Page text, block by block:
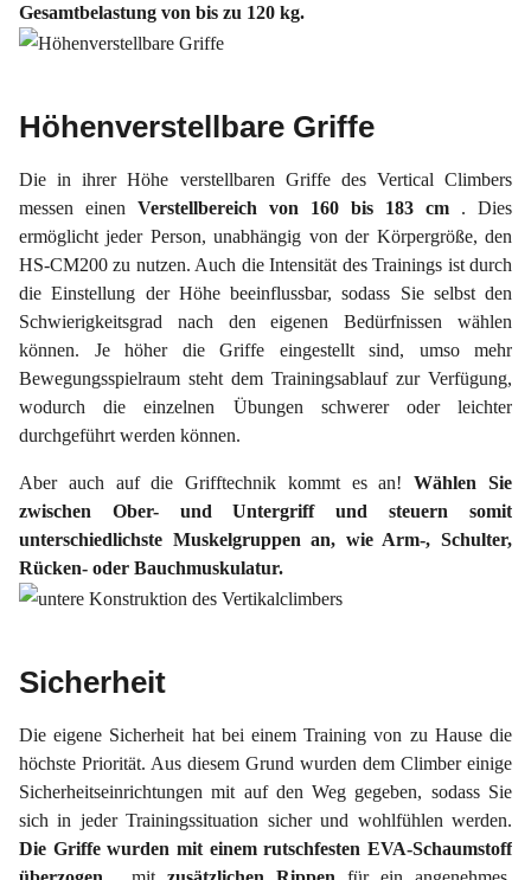
Gesamtbelastung von bis zu 120 kg.
Höhenverstellbare Griffe
Die in ihrer Höhe verstellbaren Griffe des Vertical Climbers
messen einen Verstellbereich von 160 bis 183 cm . Dies
ermöglicht jeder Person, unabhängig von der Körpergröße, den
HS-CM200 zu nutzen. Auch die Intensität des Trainings ist durch
die Einstellung der Höhe beeinflussbar, sodass Sie selbst den
Schwierigkeitsgrad nach den eigenen Bedürfnissen wählen
können. Je höher die Griffe eingestellt sind, umso mehr
Bewegungsspielraum steht dem Trainingsablauf zur Verfügung,
wodurch die einzelnen Übungen schwerer oder leichter
durchgeführt werden können.
Aber auch auf die Grifftechnik kommt es an!Wählen Sie
zwischen Ober- und Untergriff und steuern somit
unterschiedlichste Muskelgruppen an, wie Arm-, Schulter,
Rücken- oder Bauchmuskulatur.
Sicherheit
Die eigene Sicherheit hat bei einem Training von zu Hause die
höchste Priorität. Aus diesem Grund wurden dem Climber einige
Sicherheitseinrichtungen mit auf den Weg gegeben, sodass Sie
sich in jeder Trainingssituation sicher und wohlfühlen werden.
Die Griffe wurden mit einem rutschfesten EVA-Schaumstoff